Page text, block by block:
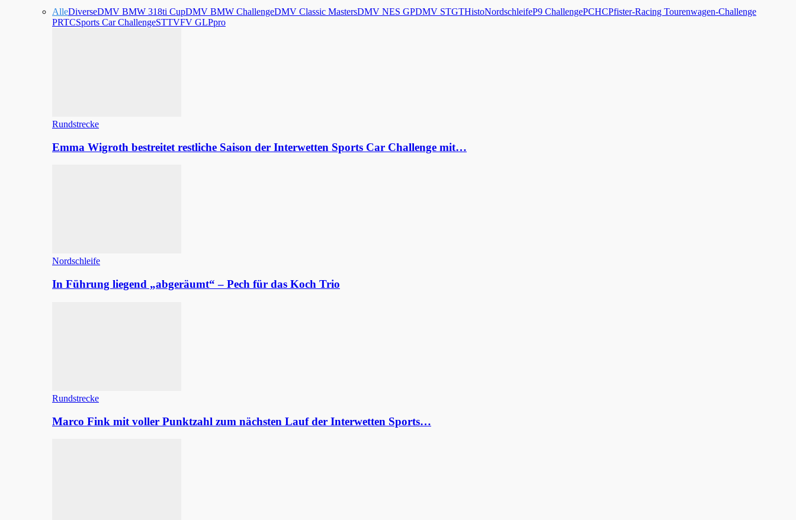
AlleDiverseDMV BMW 318ti CupDMV BMW ChallengeDMV Classic MastersDMV NES GPDMV STGTHistoNordschleifeP9 ChallengePCHCPfister-Racing Tourenwagen-Challenge
PRTCSports Car ChallengeSTTVFV GLPpro
Rundstrecke
Emma Wigroth bestreitet restliche Saison der Interwetten Sports Car Challenge mit…
Nordschleife
In Führung liegend „abgeräumt“ – Pech für das Koch Trio
Rundstrecke
Marco Fink mit voller Punktzahl zum nächsten Lauf der Interwetten Sports…